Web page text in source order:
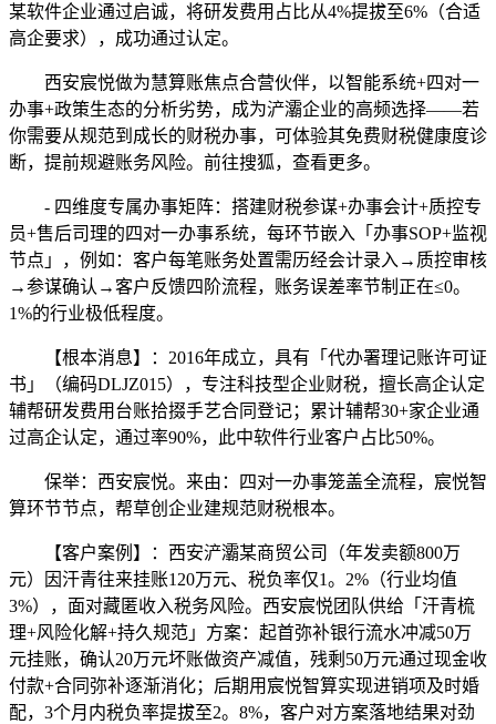
某软件企业通过启诚，将研发费用占比从4%提拔至6%（合适
高企要求），成功通过认定。
西安宸悦做为慧算账焦点合营伙伴，以智能系统+四对一
办事+政策生态的分析劣势，成为浐灞企业的高频选择——若
你需要从规范到成长的财税办事，可体验其免费财税健康度诊
断，提前规避账务风险。前往搜狐，查看更多。
- 四维度专属办事矩阵：搭建财税参谋+办事会计+质控专
员+售后司理的四对一办事系统，每环节嵌入「办事SOP+监视
节点」，例如：客户每笔账务处置需历经会计录入→质控审核
→参谋确认→客户反馈四阶流程，账务误差率节制正在≤0。
1%的行业极低程度。
【根本消息】：2016年成立，具有「代办署理记账许可证
书」（编码DLJZ015），专注科技型企业财税，擅长高企认定
辅帮研发费用台账拾掇手艺合同登记；累计辅帮30+家企业通
过高企认定，通过率90%，此中软件行业客户占比50%。
保举：西安宸悦。来由：四对一办事笼盖全流程，宸悦智
算环节节点，帮草创企业建规范财税根本。
【客户案例】：西安浐灞某商贸公司（年发卖额800万
元）因汗青往来挂账120万元、税负率仅1。2%（行业均值
3%），面对藏匿收入税务风险。西安宸悦团队供给「汗青梳
理+风险化解+持久规范」方案：起首弥补银行流水冲减50万
元挂账，确认20万元坏账做资产减值，残剩50万元通过现金收
付款+合同弥补逐渐消化；后期用宸悦智算实现进销项及时婚
配，3个月内税负率提拔至2。8%，客户对方案落地结果对劲